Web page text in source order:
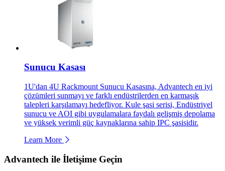
Sunucu Kasası
1U'dan 4U Rackmount Sunucu Kasasına, Advantech en iyi
çözümleri sunmayı ve farklı endüstrilerden en karmaşık
talepleri karşılamayı hedefliyor. Kule şasi serisi, Endüstriyel
sunucu ve AOI gibi uygulamalara faydalı gelişmiş depolama
ve yüksek verimli güç kaynaklarına sahip IPC şasisidir.
Learn More
Advantech ile İletişime Geçin